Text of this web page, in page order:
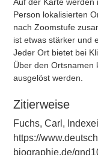
Person lokalisierten
nach Zoomstufe
ist etwas stärker und
Jeder Ort bietet bei
Über den Ortsnamen
ausgelöst werden.
Zitierweise
Fuchs, Carl,
https://
biographie.de/